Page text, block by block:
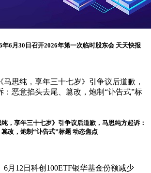
年6月30日召开2026年第一次临时股东会 天天快报
，享年三十七岁》引争议后道歉，马思纯方起诉：
改，炮制“讣告式”标题 动态焦点